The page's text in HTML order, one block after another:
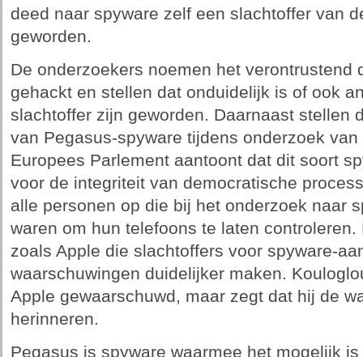
deed naar spyware zelf een slachtoffer van
geworden.
De onderzoekers noemen het verontrustend
gehackt en stellen dat onduidelijk is of ook
slachtoffer zijn geworden. Daarnaast stellen
van Pegasus-spyware tijdens onderzoek
Europees Parlement aantoont dat dit soort
voor de integriteit van democratische
alle personen op die bij het onderzoek naar
waren om hun telefoons te laten
zoals Apple die slachtoffers voor spyware-
waarschuwingen duidelijker maken.
Apple gewaarschuwd, maar zegt dat hij de
herinneren.
Pegasus is spyware waarmee het mogelijk